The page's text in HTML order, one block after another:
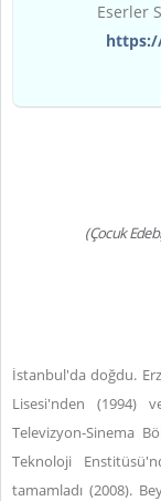
Eserler
(Çocuk
İstanbul'da doğdu.
Lisesi'nden (1994)
Televizyon-Sinema
Teknoloji
tamamladı (2008).